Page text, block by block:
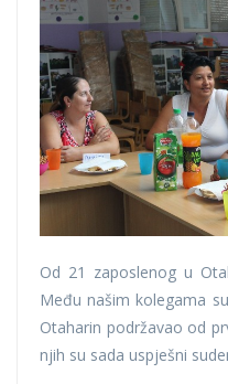
Od 21 zaposlenog u
Među našim kolegama
Otaharin podržavao od
njih su sada uspješni